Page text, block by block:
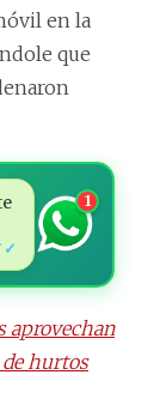
en la
que
1
aprovechan
hurtos